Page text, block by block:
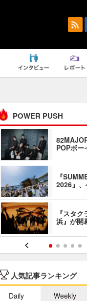
POWER PUSH
POPボ
『
2026』
『スタ
浜』が
人気記事ランキング
Daily Weekly